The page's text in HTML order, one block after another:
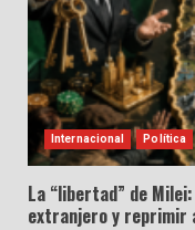
Internacional Política
La “libertad” de
extranjero y reprimir